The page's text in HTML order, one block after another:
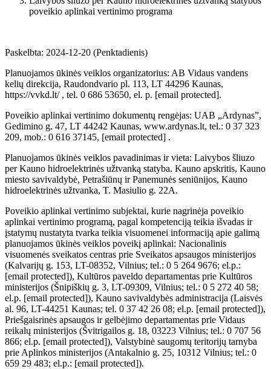
poveikio aplinkai vertinimo programa
Paskelbta: 2024-12-20 (Penktadienis)
Planuojamos ūkinės veiklos organizatorius: AB Vidaus vandens
kelių direkcija, Raudondvario pl. 113, LT 44296 Kaunas,
https://vvkd.lt/ , tel. 0 686 53650, el. p. [email protected].
Poveikio aplinkai vertinimo dokumentų rengėjas: UAB „Ardynas”,
Gedimino g. 47, LT 44242 Kaunas, www.ardynas.lt, tel.: 0 37 323
209, mob.: 0 616 37145, [email protected] .
Planuojamos ūkinės veiklos pavadinimas ir vieta: Laivybos šliuzo
per Kauno hidroelektrinės užtvanką statyba. Kauno apskritis, Kauno
miesto savivaldybė, Petrašiūnų ir Panemunės seniūnijos, Kauno
hidroelektrinės užtvanka, T. Masiulio g. 22A.
Poveikio aplinkai vertinimo subjektai, kurie nagrinėja poveikio
aplinkai vertinimo programą, pagal kompetenciją teikia išvadas ir
įstatymų nustatyta tvarka teikia visuomenei informaciją apie galimą
planuojamos ūkinės veiklos poveikį aplinkai: Nacionalinis
visuomenės sveikatos centras prie Sveikatos apsaugos ministerijos
(Kalvarijų g. 153, LT-08352, Vilnius; tel.: 0 5 264 9676; el.p.:
[email protected]), Kultūros paveldo departamentas prie Kultūros
ministerijos (Šnipiškių g. 3, LT-09309, Vilnius; tel.: 0 5 272 40 58;
el.p. [email protected]), Kauno savivaldybės administracija (Laisvės
al. 96, LT-44251 Kaunas; tel. 0 37 42 26 08; el.p. [email protected]),
Priešgaisrinės apsaugos ir gelbėjimo departamentas prie Vidaus
reikalų ministerijos (Švitrigailos g. 18, 03223 Vilnius; tel.: 0 707 56
866; el.p. [email protected]), Valstybinė saugomų teritorijų tarnyba
prie Aplinkos ministerijos (Antakalnio g. 25, 10312 Vilnius; tel.: 0
659 29 483; el.p.: [email protected]).